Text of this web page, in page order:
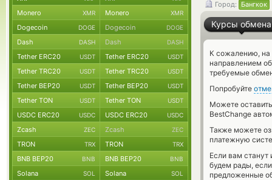
Город: Бангкок
Курсы обмена
К сожалению, на
направлением
требуемые
Попробуйте
Можете
BestChange
Также можете
платежную
Если вам
будем рады,
предложенные
Monero XMR Monero XMR
Dogecoin DOGE Dogecoin DOGE
Dash DASH Dash DASH
Tether ERC20 USDT Tether ERC20 USDT
Tether TRC20 USDT Tether TRC20 USDT
Tether BEP20 USDT Tether BEP20 USDT
Tether TON USDT Tether TON USDT
USDC ERC20 USDC USDC ERC20 USDC
Zcash ZEC Zcash ZEC
TRON TRX TRON TRX
BNB BEP20 BNB BNB BEP20 BNB
Solana SOL Solana SOL